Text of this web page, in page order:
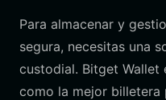
Para almacenar y
segura, necesitas una
custodial. Bitget Wallet
como la mejor billetera